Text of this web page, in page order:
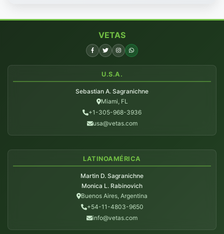
VETAS
U.S.A.
Sebastian A. Sagranichne
Miami, FL
+1-305-968-3936
usa@vetas.com
LATINOAMÉRICA
Martin D. Sagranichne
Monica L. Rabinovich
Buenos Aires, Argentina
+54-11-4803-9650
info@vetas.com